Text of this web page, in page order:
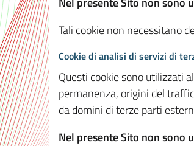
Tali cookie non necessitano
Cookie di analisi di servizi di
Questi cookie sono utilizzati
permanenza, origini del
da domini di terze parti
Nel presente Sito non sono